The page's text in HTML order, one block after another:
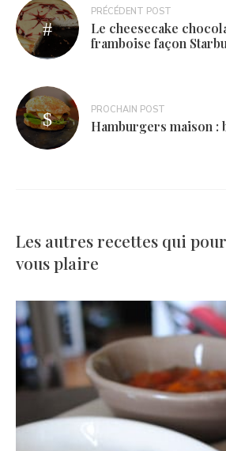
Navigation
de
l’article
PRÉCÉDENT POST
Le cheesecake
framboise façon
PROCHAIN POST
Hamburgers maison :
Les autres recettes qui
vous plaire